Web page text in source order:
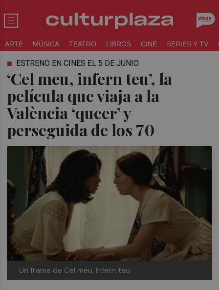
ARTE MÚSICA TEATRO LIBROS CINE SERIES Y TV
‘Cel meu, infern teu’, la
película que viaja a la
València ‘queer’ y
perseguida de los 70
ESTRENO EN CINES EL 5 DE JUNIO
Un frame de Cel meu, infern teu